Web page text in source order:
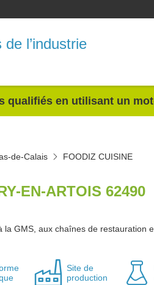
l’industrie
qualifiés en utilisant un
de-Calais FOODIZ CUISINE
EN-ARTOIS 62490
GMS, aux chaînes de restauration
Site de
production